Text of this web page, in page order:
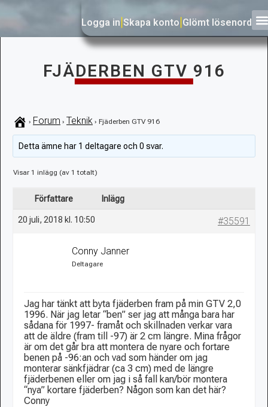
Logga in Skapa konto Glömt lösenord
FJÄDERBEN GTV 916
› Forum › Teknik › Fjäderben GTV 916
Detta ämne har 1 deltagare och 0 svar.
Visar 1 inlägg (av 1 totalt)
Författare Inlägg
20 juli, 2018 kl. 10:50 #35591
Conny Janner
Deltagare
Jag har tänkt att byta fjäderben fram på min GTV 2,0
1996. När jag letar “ben” ser jag att många bara har
sådana för 1997- framåt och skillnaden verkar vara
att de äldre (fram till -97) är 2 cm längre. Mina frågor
är om det går bra att montera de nyare och fortare
benen på -96:an och vad som händer om jag
monterar sänkfjädrar (ca 3 cm) med de längre
fjäderbenen eller om jag i så fall kan/bör montera
“nya” kortare fjäderben? Någon som kan det här?
Conny